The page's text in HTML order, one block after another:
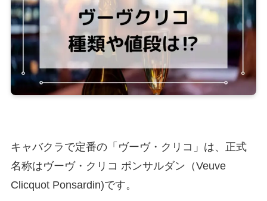
キャバクラで定番の「ヴーヴ・クリコ」は、正式
名称はヴーヴ・クリコ ポンサルダン（Veuve
Clicquot Ponsardin)です。